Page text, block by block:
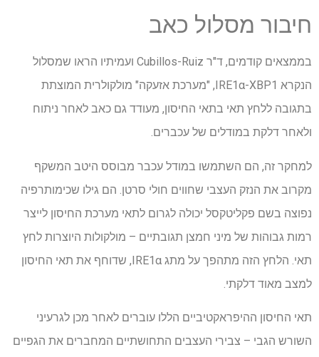
חיבור מסלול כאב
בממצאים קודמים, ד"ר Cubillos-Ruiz ועמיתיו הראו שמסלול
הנקרא IRE1α-XBP1, "מערכת אזעקה" מולקולרית המוצתת
בתגובה ללחץ תאי בתאי החיסון, מעודד גם כאב לאחר ניתוח
ולאחר דלקת במודלים של עכברים.
למחקר זה, הם השתמשו במודל עכבר מבוסס היטב המשקף
מקרוב את הנזק העצבי שחווים חולי סרטן. הם גילו שכימותרפיה
נפוצה בשם פקליטקסל יכולה לגרום לתאי מערכת החיסון לייצר
רמות גבוהות של מיני חמצן תגובתיים – מולקולות היוצרות לחץ
תאי. הלחץ הזה מתהפך על מתג IRE1α, שדוחף את תאי החיסון
למצב מאוד דלקתי.
תאי החיסון ההיפראקטיביים הללו עוברים לאחר מכן לגרעיני
השורש הגבי – צבירי העצבים התחושתיים המחברים את הגפיים